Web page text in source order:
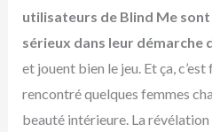
utilisateurs de Blind Me
sérieux dans leur démarche
et jouent bien le jeu. Et ça,
rencontré quelques femmes
beauté intérieure. La